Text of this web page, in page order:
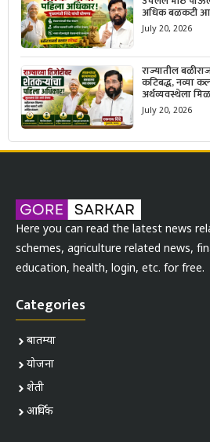
अधिक बळकटी
सरकारचा नवा
July 20, 2026
राज्यातील
कटिबद्ध, नव्या
अर्थव्यवस्थेला
July 20, 2026
Here you can read the latest news
schemes, agriculture related news,
education, health, login, etc. for free.
Categories
बातम्या
योजना
शेती
आर्थिक